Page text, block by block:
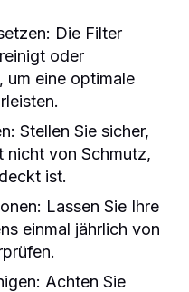
Die Filter
oder
um eine optimale
Stellen Sie sicher,
nicht von Schmutz,
ist.
Lassen Sie Ihre
einmal jährlich von
Achten Sie